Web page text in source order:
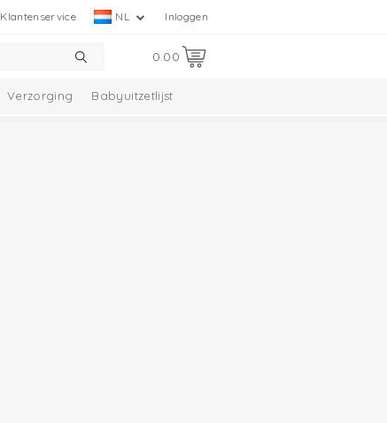
Inloggen
NL
Klantenservice
0.00
Verzorging Babyuitzetlijst